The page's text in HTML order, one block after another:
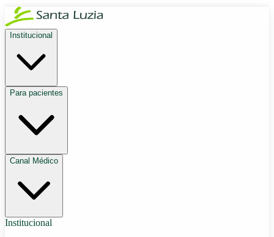
Institucional
Para pacientes
Canal Médico
Institucional